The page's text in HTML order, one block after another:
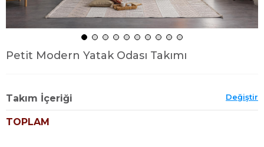
Petit Modern Yatak Odası Takımı
Takım İçeriği Değiştir
TOPLAM